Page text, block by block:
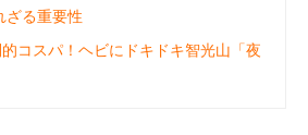
ざる重要性
コスパ！ヘビにドキドキ智光山「夜